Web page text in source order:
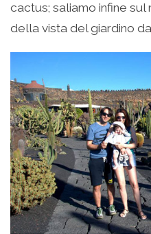
cactus; saliamo infine
della vista del giardino